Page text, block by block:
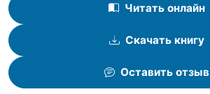
Читать онлайн
Скачать книгу
Оставить отзыв